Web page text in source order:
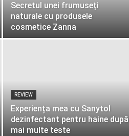
Secretul unei frumuseți
naturale cu produsele
cosmetice Zanna
REVIEW
Experiența mea cu Sanytol
dezinfectant pentru haine după
mai multe teste